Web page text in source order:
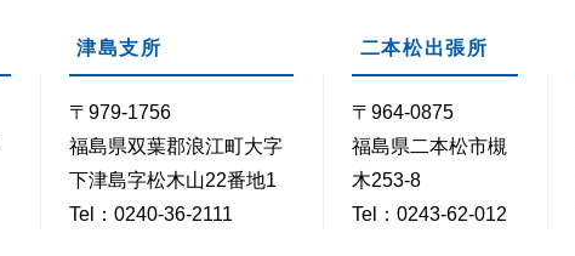
津島支所
〒979-1756
福島県双葉郡浪江町大字
下津島字松木山22番地1
Tel：0240-36-2111
二本松出張所
〒964-0875
福島県二本松市槻
木253-8
Tel：0243-62-012